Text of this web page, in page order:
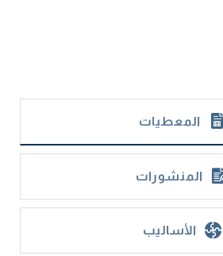
المعطيات
المنشورات
الأساليب